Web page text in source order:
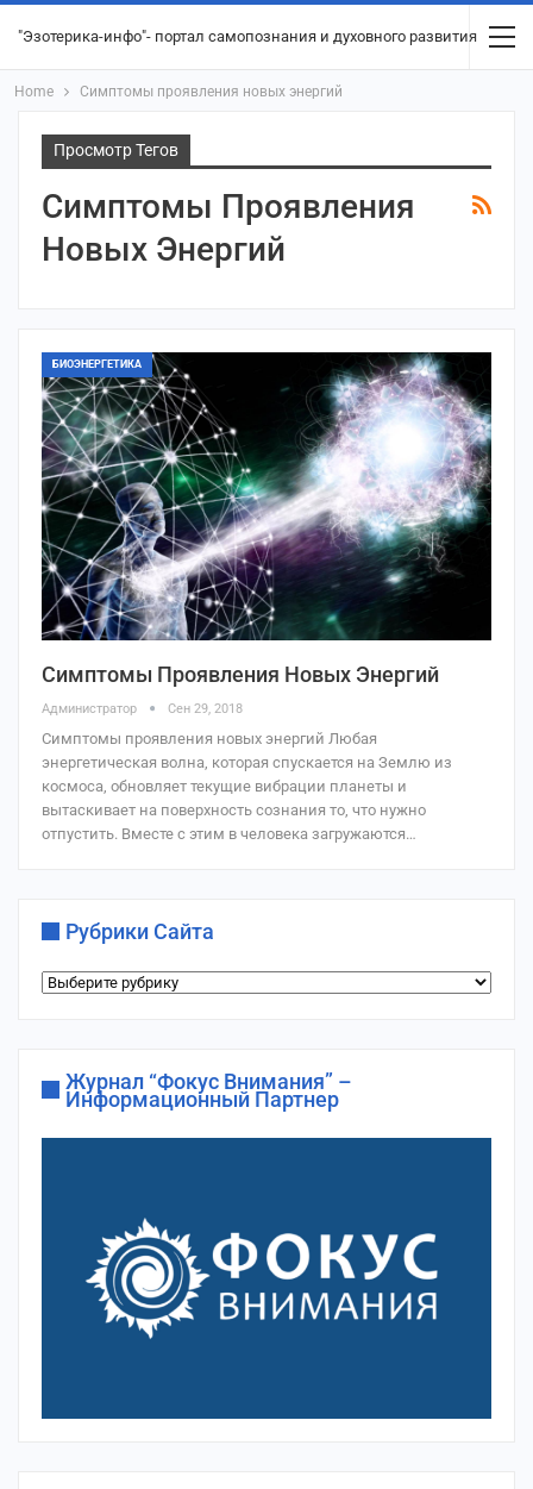
"Эзотерика-инфо"- портал самопознания и духовного развития
Home Симптомы проявления новых энергий
Просмотр Тегов
Симптомы Проявления
Новых Энергий
БИОЭНЕРГЕТИКА
Симптомы Проявления Новых Энергий
Администратор Сен 29, 2018
Симптомы проявления новых энергий Любая
энергетическая волна, которая спускается на Землю из
космоса, обновляет текущие вибрации планеты и
вытаскивает на поверхность сознания то, что нужно
отпустить. Вместе с этим в человека загружаются…
Рубрики Сайта
Рубрики
Журнал “Фокус Внимания” –
Информационный Партнер